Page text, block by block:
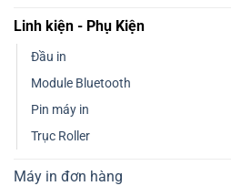
Linh kiện - Phụ Kiện
Đầu in
Module Bluetooth
Pin máy in
Trục Roller
Máy in đơn hàng